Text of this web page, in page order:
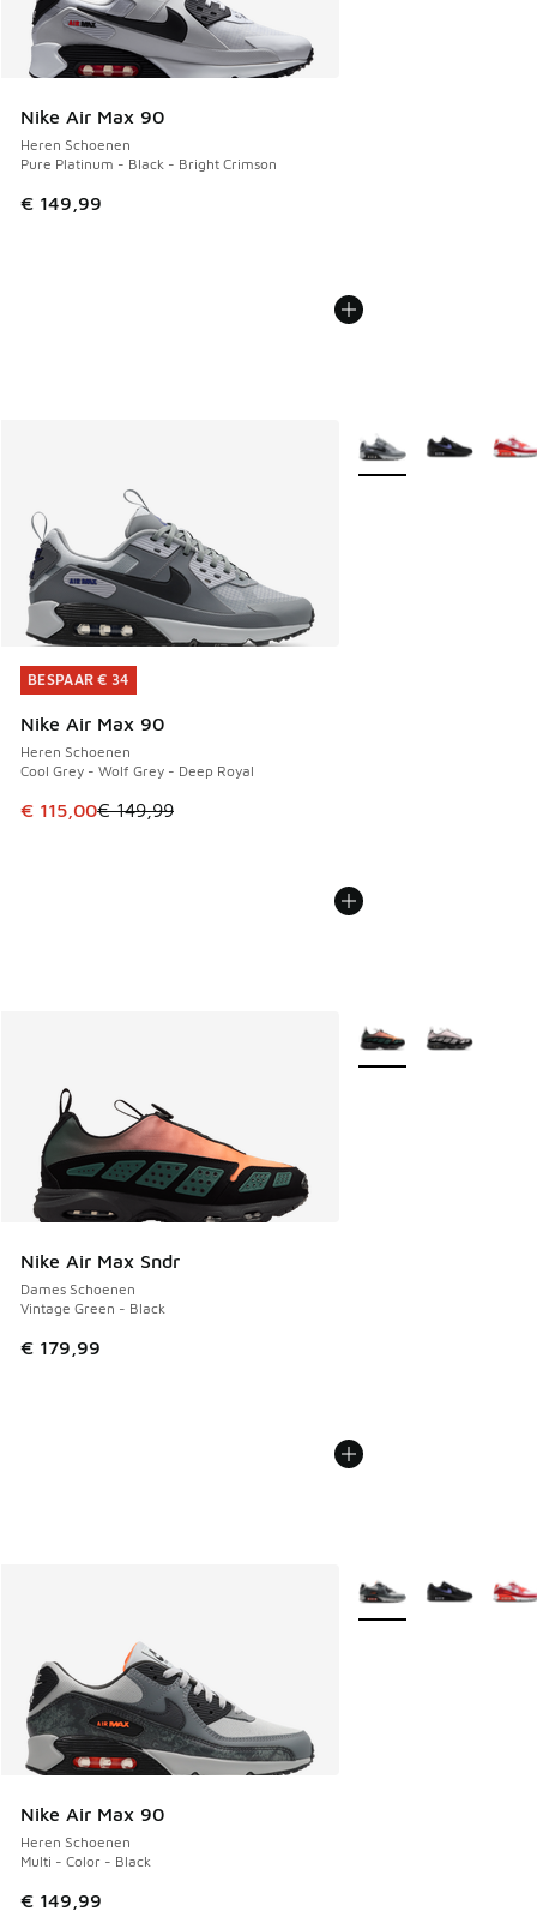
Nike Air Max 90
Heren Schoenen
Pure Platinum - Black - Bright Crimson
€ 149,99
BESPAAR € 34
Nike Air Max 90
Heren Schoenen
Cool Grey - Wolf Grey - Deep Royal
Dit artikel is in de uitverkoop. Dit artikel is in de
€ 115,00€ 149,99
BESPAAR € 34
Meer kleuren
Nike Air Max Sndr
Dames Schoenen
Vintage Green - Black
€ 179,99
Meer kleuren
Nike Air Max 90
Heren Schoenen
Multi - Color - Black
€ 149,99
Meer kleuren